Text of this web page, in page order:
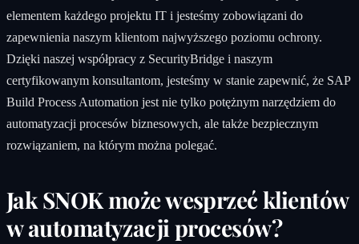
elementem każdego projektu IT i jesteśmy zobowiązani do
zapewnienia naszym klientom najwyższego poziomu ochrony.
Dzięki naszej współpracy z SecurityBridge i naszym
certyfikowanym konsultantom, jesteśmy w stanie zapewnić, że SAP
Build Process Automation jest nie tylko potężnym narzędziem do
automatyzacji procesów biznesowych, ale także bezpiecznym
rozwiązaniem, na którym można polegać.
Jak SNOK może wesprzeć klientów
w automatyzacji procesów?